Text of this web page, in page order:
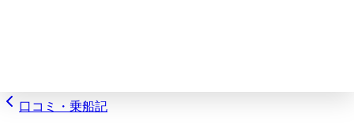
口コミ・乗船記